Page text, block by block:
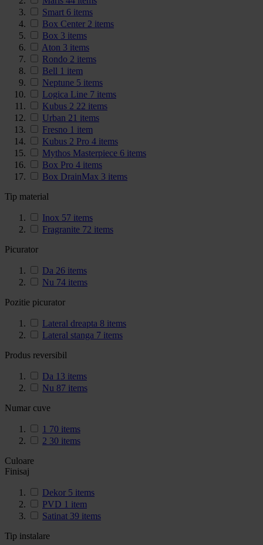
Smart 6 items
Box Center 2 items
Box 3 items
Aton 3 items
Rondo 2 items
Bell 1 item
Neptune 5 items
Logica Line 7 items
Kubus 2 22 items
Urban 21 items
Fresno 1 item
Kubus 2 Pro 4 items
Mythos Masterpiece 6 items
Box Pro 4 items
Box DrainMax 3 items
Tip material
Inox 57 items
Fragranite 72 items
Picurator
Da 26 items
Nu 74 items
Pozitie picurator
Lateral dreapta 8 items
Lateral stanga 7 items
Produs reversibil
Da 13 items
Nu 87 items
Numar cuve
1 70 items
2 30 items
Culoare
Finisaj
Dekor 5 items
PVD 1 item
Satinat 39 items
Tip instalare